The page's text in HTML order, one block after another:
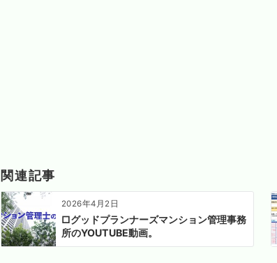
関連記事
2026年4月2日
□グッドプランナーズマンション管理事務
所のYOUTUBE動画。